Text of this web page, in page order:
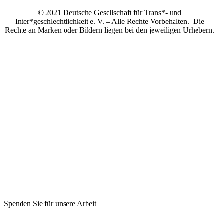
© 2021 Deutsche Gesellschaft für Trans*- und
Inter*geschlechtlichkeit e. V. – Alle Rechte Vorbehalten. Die
Rechte an Marken oder Bildern liegen bei den jeweiligen Urhebern.
Spenden Sie für unsere Arbeit